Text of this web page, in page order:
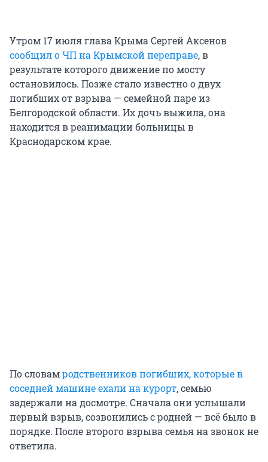
Утром 17 июля глава Крыма Сергей Аксенов
сообщил о ЧП на Крымской переправе, в
результате которого движение по мосту
остановилось. Позже стало известно о двух
погибших от взрыва — семейной паре из
Белгородской области. Их дочь выжила, она
находится в реанимации больницы в
Краснодарском крае.
По словамродственников погибших, которые в
соседней машине ехали на курорт, семью
задержали на досмотре. Сначала они услышали
первый взрыв, созвонились с родней — всё было в
порядке. После второго взрыва семья на звонок не
ответила.